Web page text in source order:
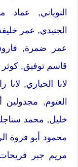
النوباني, عماد
الجنيدي, عمر
عمر ضمرة,
قاسم توفيق, كوثر
لانا الحياري,
العتوم,
خليل, محمد
محمود أبو فروة
مريم جبر